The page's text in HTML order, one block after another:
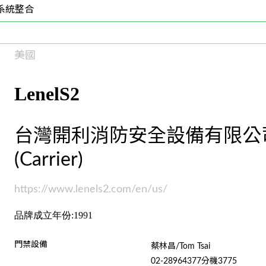
統整合
美國
LenelS2
台灣開利消防安全設備有限公
(Carrier)
https://www.lenels2.com/en/us/
品牌成立年份:1991
門禁設備
蔡林昌/Tom Tsai
02-28964377分機3775